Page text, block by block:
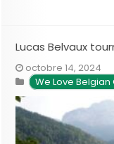
Lucas Belvaux
octobre 14, 2024
We Love Belgian